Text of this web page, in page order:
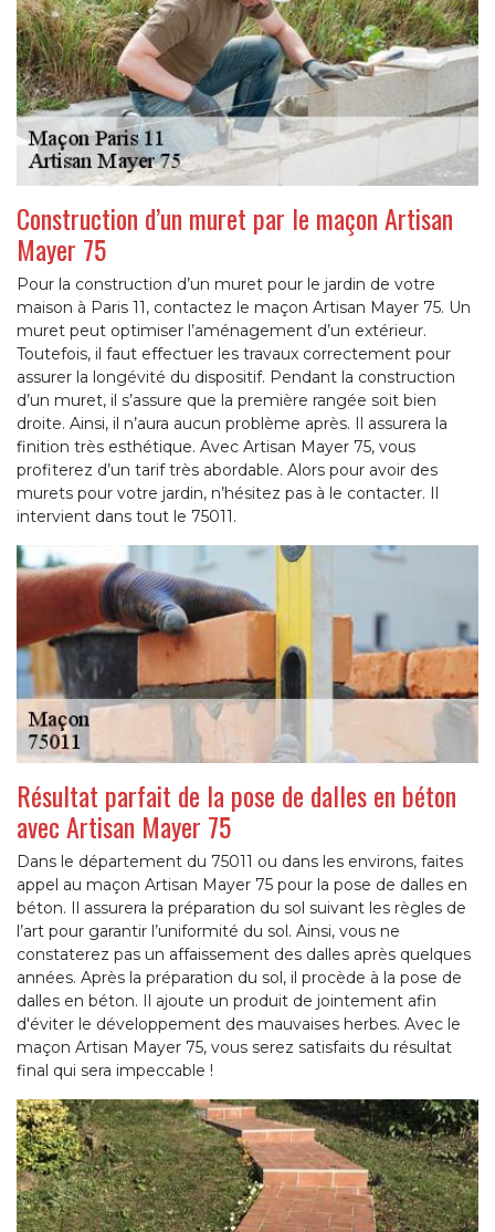
Construction d’un muret par le maçon Artisan
Mayer 75
Pour la construction d’un muret pour le jardin de votre
maison à Paris 11, contactez le maçon Artisan Mayer 75. Un
muret peut optimiser l’aménagement d’un extérieur.
Toutefois, il faut effectuer les travaux correctement pour
assurer la longévité du dispositif. Pendant la construction
d’un muret, il s’assure que la première rangée soit bien
droite. Ainsi, il n’aura aucun problème après. Il assurera la
finition très esthétique. Avec Artisan Mayer 75, vous
profiterez d’un tarif très abordable. Alors pour avoir des
murets pour votre jardin, n’hésitez pas à le contacter. Il
intervient dans tout le 75011.
Résultat parfait de la pose de dalles en béton
avec Artisan Mayer 75
Dans le département du 75011 ou dans les environs, faites
appel au maçon Artisan Mayer 75 pour la pose de dalles en
béton. Il assurera la préparation du sol suivant les règles de
l’art pour garantir l’uniformité du sol. Ainsi, vous ne
constaterez pas un affaissement des dalles après quelques
années. Après la préparation du sol, il procède à la pose de
dalles en béton. Il ajoute un produit de jointement afin
d'éviter le développement des mauvaises herbes. Avec le
maçon Artisan Mayer 75, vous serez satisfaits du résultat
final qui sera impeccable !